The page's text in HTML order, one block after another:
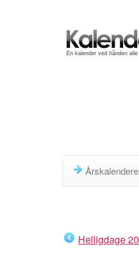
En kalender ved hånden
Årskalendere
Helligdage